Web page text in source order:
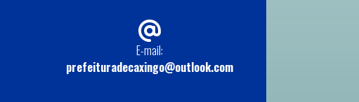
E-mail:
prefeituradecaxingo@outlook.com